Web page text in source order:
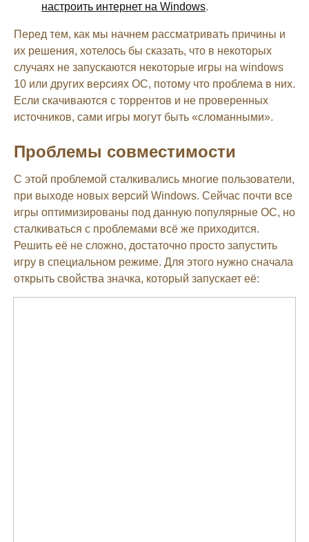
настроить интернет на Windows.
Перед тем, как мы начнем рассматривать причины и
их решения, хотелось бы сказать, что в некоторых
случаях не запускаются некоторые игры на windows
10 или других версиях ОС, потому что проблема в них.
Если скачиваются с торрентов и не проверенных
источников, сами игры могут быть «сломанными».
Проблемы совместимости
С этой проблемой сталкивались многие пользователи,
при выходе новых версий Windows. Сейчас почти все
игры оптимизированы под данную популярные ОС, но
сталкиваться с проблемами всё же приходится.
Решить её не сложно, достаточно просто запустить
игру в специальном режиме. Для этого нужно сначала
открыть свойства значка, который запускает её: